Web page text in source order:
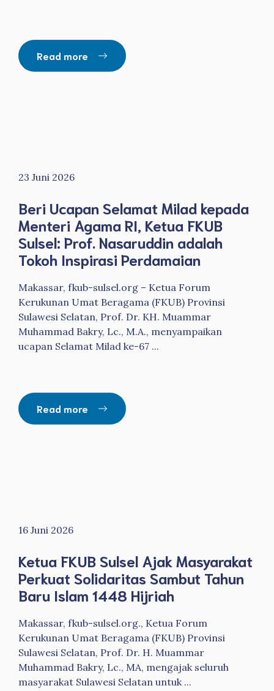
Read more
23 Juni 2026
Beri Ucapan Selamat Milad kepada
Menteri Agama RI, Ketua FKUB
Sulsel: Prof. Nasaruddin adalah
Tokoh Inspirasi Perdamaian
Makassar, fkub-sulsel.org – Ketua Forum
Kerukunan Umat Beragama (FKUB) Provinsi
Sulawesi Selatan, Prof. Dr. KH. Muammar
Muhammad Bakry, Lc., M.A., menyampaikan
ucapan Selamat Milad ke-67 ...
Read more
16 Juni 2026
Ketua FKUB Sulsel Ajak Masyarakat
Perkuat Solidaritas Sambut Tahun
Baru Islam 1448 Hijriah
Makassar, fkub-sulsel.org., Ketua Forum
Kerukunan Umat Beragama (FKUB) Provinsi
Sulawesi Selatan, Prof. Dr. H. Muammar
Muhammad Bakry, Lc., MA, mengajak seluruh
masyarakat Sulawesi Selatan untuk ...